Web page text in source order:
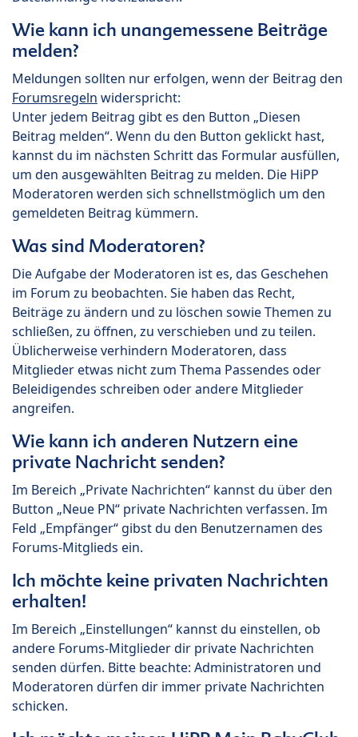
Wie kann ich unangemessene Beiträge
melden?
Meldungen sollten nur erfolgen, wenn der Beitrag den
Forumsregeln widerspricht:
Unter jedem Beitrag gibt es den Button „Diesen
Beitrag melden“. Wenn du den Button geklickt hast,
kannst du im nächsten Schritt das Formular ausfüllen,
um den ausgewählten Beitrag zu melden. Die HiPP
Moderatoren werden sich schnellstmöglich um den
gemeldeten Beitrag kümmern.
Was sind Moderatoren?
Die Aufgabe der Moderatoren ist es, das Geschehen
im Forum zu beobachten. Sie haben das Recht,
Beiträge zu ändern und zu löschen sowie Themen zu
schließen, zu öffnen, zu verschieben und zu teilen.
Üblicherweise verhindern Moderatoren, dass
Mitglieder etwas nicht zum Thema Passendes oder
Beleidigendes schreiben oder andere Mitglieder
angreifen.
Wie kann ich anderen Nutzern eine
private Nachricht senden?
Im Bereich „Private Nachrichten“ kannst du über den
Button „Neue PN“ private Nachrichten verfassen. Im
Feld „Empfänger“ gibst du den Benutzernamen des
Forums-Mitglieds ein.
Ich möchte keine privaten Nachrichten
erhalten!
Im Bereich „Einstellungen“ kannst du einstellen, ob
andere Forums-Mitglieder dir private Nachrichten
senden dürfen. Bitte beachte: Administratoren und
Moderatoren dürfen dir immer private Nachrichten
schicken.